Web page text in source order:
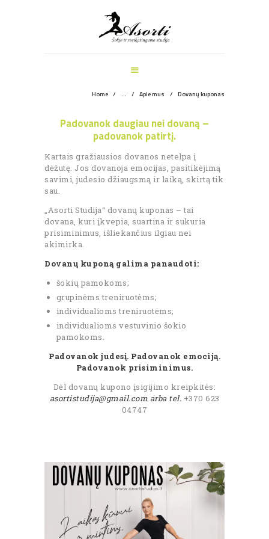
Home ... Apie mus Dovanų kuponas
ŠOKIO IR SVEIKATINGUMO STUDIJA
PAGRINDINIS
ŠOKIŲ UŽSIĖMIMAI
VEIKLOS ŠVENTĖMS
APIE MUS
REGISTRACIJA
Padovanok daugiau nei dovaną –
padovanok patirtį.
Kartais gražiausios dovanos netelpa į
dėžutę. Jos dovanoja emocijas, pasitikėjimą
savimi, judesio džiaugsmą ir laiką, skirtą tik
sau.
„Asorti Studija“ dovanų kuponas – tai
dovana, kuri įkvepia, suartina ir sukuria
prisiminimus, išliekančius ilgiau nei
akimirka.
Dovanų kuponą galima panaudoti:
šokių pamokoms;
grupinėms treniruotėms;
individualioms treniruotėms;
individualioms vestuvinio šokio
pamokoms.
Padovanok judesį. Padovanok emociją.
Padovanok prisiminimus.
Dėl dovanų kupono įsigijimo kreipkitės:
asortistudija@gmail.com arba tel. +370 623
04747